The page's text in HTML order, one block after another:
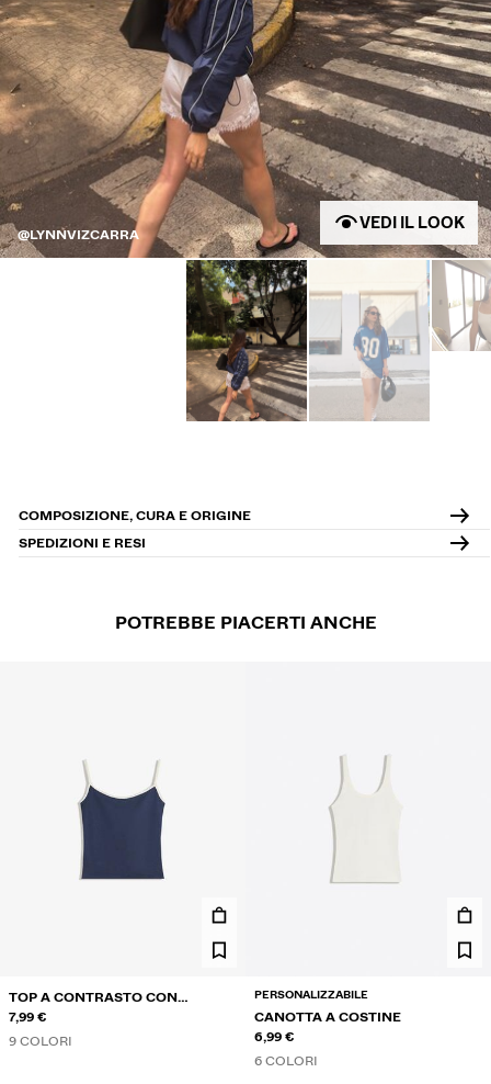
@LYNNVIZCARRA
VEDI IL LOOK
COMPOSIZIONE, CURA E ORIGINE
SPEDIZIONI E RESI
POTREBBE PIACERTI ANCHE
TOP A CONTRASTO CON
BRETELLINE
7,99 €
9 COLORI
PERSONALIZZABILE
CANOTTA A COSTINE
6,99 €
6 COLORI